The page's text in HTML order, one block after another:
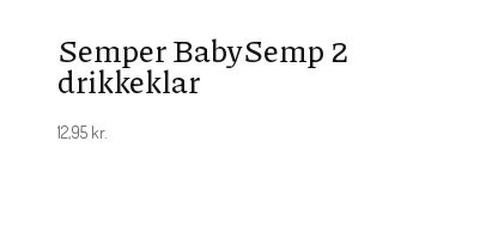
Semper BabySemp 2
drikkeklar
12,95 kr.